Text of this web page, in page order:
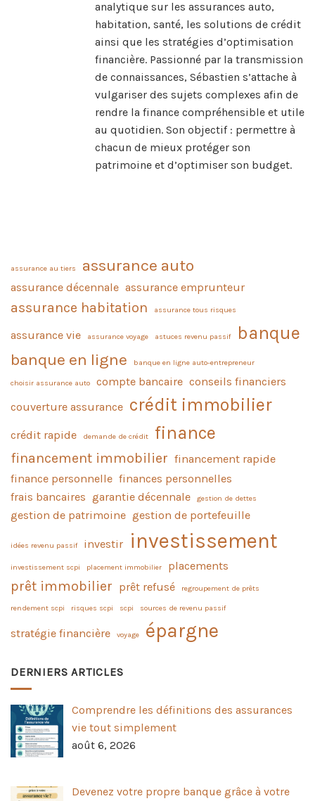
analytique sur les assurances auto,
habitation, santé, les solutions de crédit
ainsi que les stratégies d’optimisation
financière. Passionné par la transmission
de connaissances, Sébastien s’attache à
vulgariser des sujets complexes afin de
rendre la finance compréhensible et utile
au quotidien. Son objectif : permettre à
chacun de mieux protéger son
patrimoine et d’optimiser son budget.
assurance au tiers assurance auto
assurance décennale assurance emprunteur
assurance habitation assurance tous risques
assurance vie assurance voyage astuces revenu passif banque
banque en ligne banque en ligne auto-entrepreneur
choisir assurance auto compte bancaire conseils financiers
couverture assurance crédit immobilier
crédit rapide demande de crédit finance
financement immobilier financement rapide
finance personnelle finances personnelles
frais bancaires garantie décennale gestion de dettes
gestion de patrimoine gestion de portefeuille
idées revenu passif investir investissement
investissement scpi placement immobilier placements
prêt immobilier prêt refusé regroupement de prêts
rendement scpi risques scpi scpi sources de revenu passif
stratégie financière voyage épargne
DERNIERS ARTICLES
Comprendre les définitions des assurances
vie tout simplement
août 6, 2026
Devenez votre propre banque grâce à votre